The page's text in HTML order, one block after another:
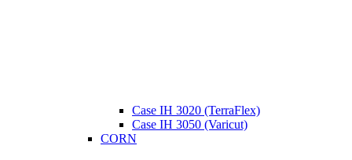
Case IH 3020 (TerraFlex)
Case IH 3050 (Varicut)
CORN